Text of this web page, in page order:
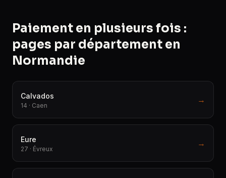
Paiement en plusieurs fois :
pages par département en
Normandie
Calvados
14 · Caen
→
Eure
27 · Évreux
→